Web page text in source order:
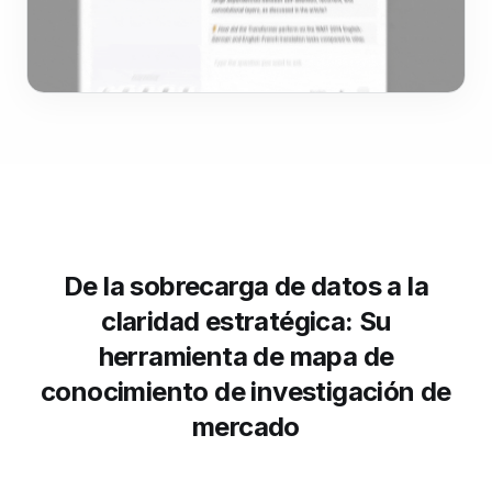
De la sobrecarga de datos a la
claridad estratégica: Su
herramienta de mapa de
conocimiento de investigación de
mercado